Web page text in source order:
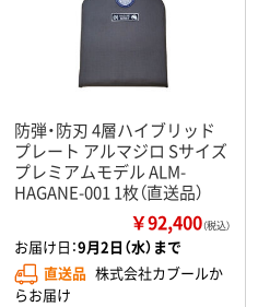
防弾・防刃 4層ハイブリッド
プレート アルマジロ Sサイズ
プレミアムモデル ALM-
HAGANE-001 1枚（直送品）
￥92,400（税込）
お届け日：9月2日（水）まで
直送品 株式会社カブールか
らお届け